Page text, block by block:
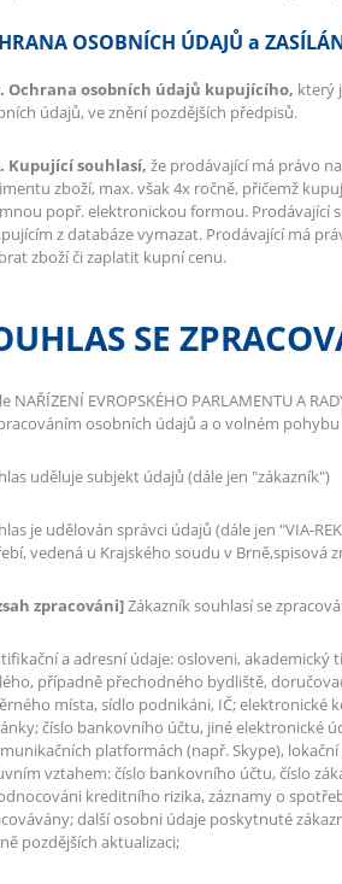
OSOBNÍCH ÚDAJŮ a
Ochrana osobních údajů kupujícího, který
údajů, ve znění pozdějších předpisů.
Kupující souhlasí, že prodávající má právo
zboží, max. však 4x ročně, přičemž
popř. elektronickou formou. Prodávající
z databáze vymazat. Prodávající má
zboží či zaplatit kupní cenu.
SE
NAŘÍZENÍ EVROPSKÉHO PARLAMENTU A
osobních údajů a o volném
uděluje subjekt údajů (dále jen "zákazník")
je udělován správci údajů (dále jen "VIA-
vedená u Krajského soudu v Brně,spisová
zpracováni]Zákazník souhlasí se
a adresní údaje: osloveni,
případně přechodného bydliště,
místa, sídlo podnikáni, IČ; elektronické
číslo bankovního účtu, jiné elektronické
platformách (např. Skype),
vztahem: číslo bankovního účtu, číslo
kreditního rizika, záznamy o
další osobni údaje poskytnuté
pozdějších aktualizaci;